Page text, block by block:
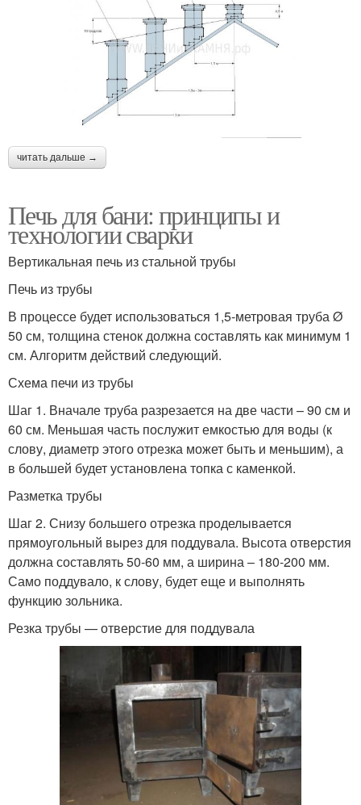
читать дальше →
Печь для бани: принципы и
технологии сварки
Вертикальная печь из стальной трубы
Печь из трубы
В процессе будет использоваться 1,5-метровая труба Ø
50 см, толщина стенок должна составлять как минимум 1
см. Алгоритм действий следующий.
Схема печи из трубы
Шаг 1. Вначале труба разрезается на две части – 90 см и
60 см. Меньшая часть послужит емкостью для воды (к
слову, диаметр этого отрезка может быть и меньшим), а
в большей будет установлена топка с каменкой.
Разметка трубы
Шаг 2. Снизу большего отрезка проделывается
прямоугольный вырез для поддувала. Высота отверстия
должна составлять 50-60 мм, а ширина – 180-200 мм.
Само поддувало, к слову, будет еще и выполнять
функцию зольника.
Резка трубы — отверстие для поддувала